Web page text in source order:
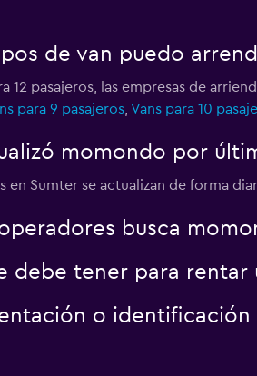
de van puedo
12 pasajeros, las empresas de
para 9 pasajeros, Vans para 10
momondo por
en Sumter se actualizan de forma
busca
debe tener para rentar
o